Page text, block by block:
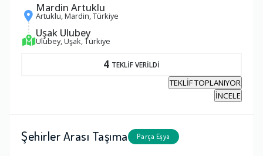
Mardin Artuklu
Artuklu, Mardin, Türkiye
Uşak Ulubey
Ulubey, Uşak, Türkiye
4 TEKLİF VERİLDİ
TEKLİF TOPLANIYOR
İNCELE
Şehirler Arası Taşıma Parça Eşya